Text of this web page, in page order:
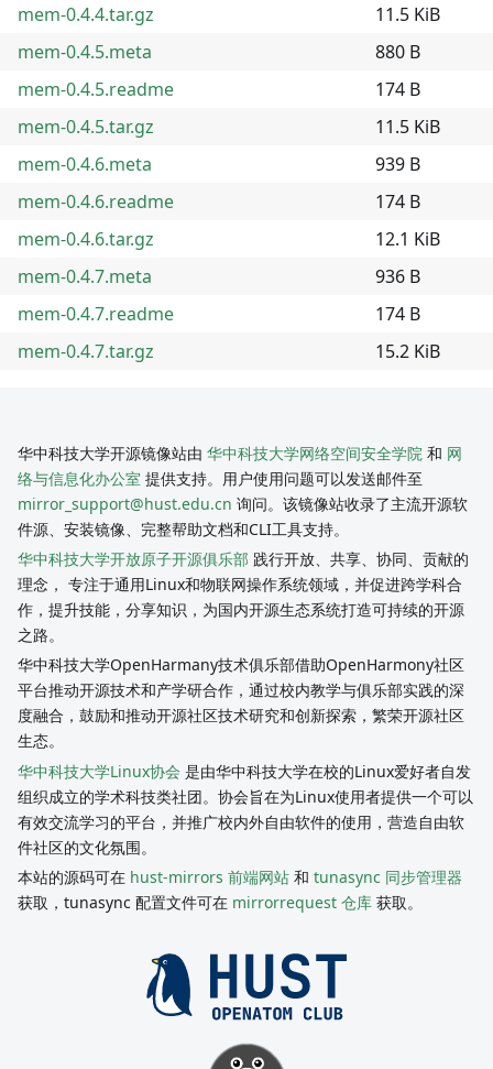
mem-0.4.4.tar.gz
11.5 KiB
mem-0.4.5.meta
880 B
mem-0.4.5.readme
174 B
mem-0.4.5.tar.gz
11.5 KiB
mem-0.4.6.meta
939 B
mem-0.4.6.readme
174 B
mem-0.4.6.tar.gz
12.1 KiB
mem-0.4.7.meta
936 B
mem-0.4.7.readme
174 B
mem-0.4.7.tar.gz
15.2 KiB
华中科技大学开源镜像站由 华中科技大学网络空间安全学院 和 网
络与信息化办公室 提供支持。用户使用问题可以发送邮件至
mirror_support@hust.edu.cn 询问。该镜像站收录了主流开源软
件源、安装镜像、完整帮助文档和CLI工具支持。
华中科技大学开放原子开源俱乐部 践行开放、共享、协同、贡献的
理念， 专注于通用Linux和物联网操作系统领域，并促进跨学科合
作，提升技能，分享知识，为国内开源生态系统打造可持续的开源
之路。
华中科技大学OpenHarmany技术俱乐部借助OpenHarmony社区
平台推动开源技术和产学研合作，通过校内教学与俱乐部实践的深
度融合，鼓励和推动开源社区技术研究和创新探索，繁荣开源社区
生态。
华中科技大学Linux协会 是由华中科技大学在校的Linux爱好者自发
组织成立的学术科技类社团。协会旨在为Linux使用者提供一个可以
有效交流学习的平台，并推广校内外自由软件的使用，营造自由软
件社区的文化氛围。
本站的源码可在 hust-mirrors 前端网站 和 tunasync 同步管理器
获取，tunasync 配置文件可在 mirrorrequest 仓库 获取。